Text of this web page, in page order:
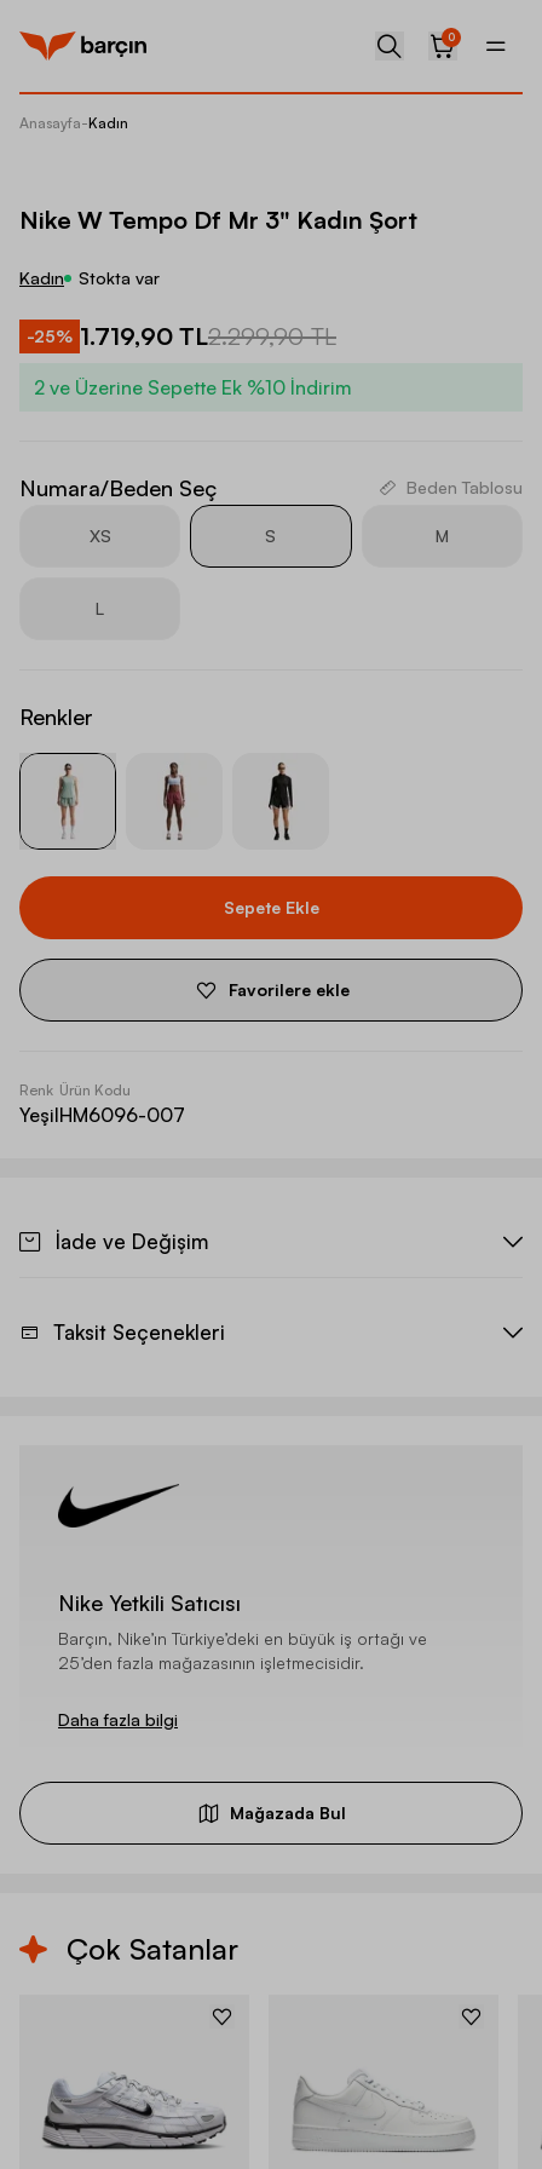
0
Anasayfa-Kadın
Nike W Tempo Df Mr 3" Kadın Şort
Kadın Stokta var
-25% 1.719,90 TL2.299,90 TL
2 ve Üzerine Sepette Ek %10 İndirim
Numara/Beden Seç Beden Tablosu
XS S M
L
Renkler
Sepete Ekle
Favorilere ekle
Renk
Yeşil
Ürün Kodu
HM6096-007
İade ve Değişim
Taksit Seçenekleri
Nike Yetkili Satıcısı
Barçın, Nike’ın Türkiye’deki en büyük iş ortağı ve
25’den fazla mağazasının işletmecisidir.
Daha fazla bilgi
Mağazada Bul
Çok Satanlar